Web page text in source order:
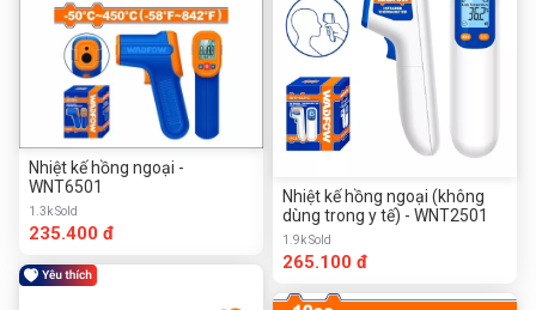
Nhiệt kế hồng ngoại -
WNT6501
1.3k Sold
235.400 đ
Nhiệt kế hồng ngoại (không
dùng trong y tế) - WNT2501
1.9k Sold
265.100 đ